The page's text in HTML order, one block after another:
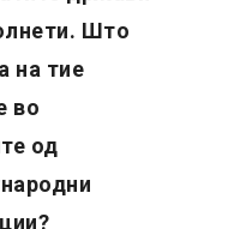
Што
на тие
во
од